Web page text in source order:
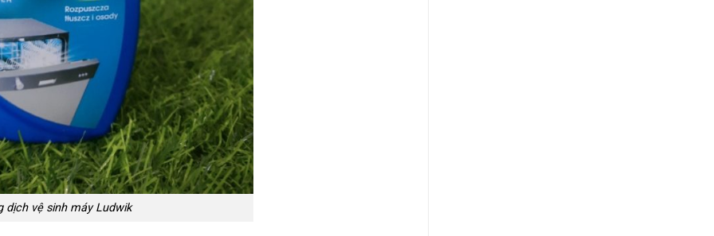
dịch vệ sinh máy Ludwik